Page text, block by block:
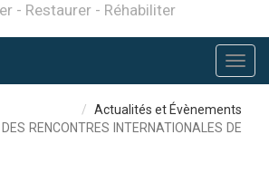
- Restaurer - Réhabiliter
Actualités et Évènements
RENCONTRES INTERNATIONALES DE